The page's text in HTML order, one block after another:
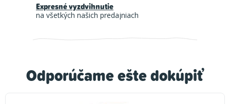
Odporúčame ešte dokúpiť
Expresné vyzdvihnutie
na všetkých našich predajniach